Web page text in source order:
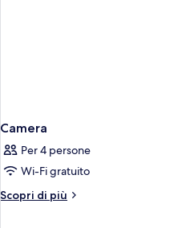
Camera
Per 4 persone
Wi-Fi gratuito
Scopri di più
Altri